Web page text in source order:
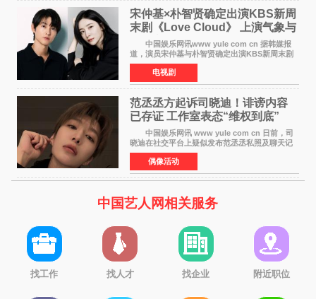
宋仲基×朴智贤确定出演KBS新周
末剧《Love Cloud》 上演气象与
诅咒交织的奇幻爱情
中国娱乐网讯www yule com cn 据韩媒报
道，演员宋仲基与朴智贤确定出演KBS新周末剧
《Love Cloud》，分别担任男女主角。该剧预计
将于明年播出，引发观众期待。 《Love
Cloud》讲述了一位
电视剧
范丞丞方起诉司晓迪！诽谤内容
已存证 工作室表态“维权到底”
中国娱乐网讯 www yule com cn 日前，司
晓迪在社交平台上疑似发布范丞丞私照及聊天记
录等内容，引发网络热议。大量网友对此展开讨
论，相关话题迅速登上热搜。 刚刚，范丞丞
对接号@到范
偶像活动
中国艺人网相关服务
找工作 找人才 找企业 附近职位